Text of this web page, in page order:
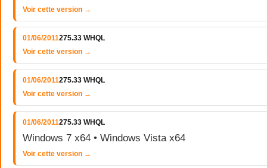
Voir cette version →
01/06/2011275.33 WHQL
Voir cette version →
01/06/2011275.33 WHQL
Voir cette version →
01/06/2011275.33 WHQL
Windows 7 x64 • Windows Vista x64
Voir cette version →